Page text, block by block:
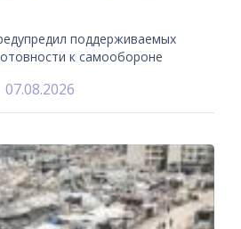
поддерживаемых
к самообороне
07.08.2026